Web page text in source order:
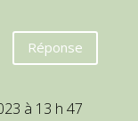
Réponse
à 13 h 47